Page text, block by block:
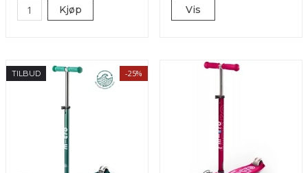
Kjøp Vis
TILBUD -25%